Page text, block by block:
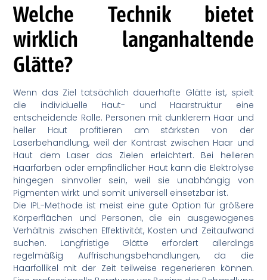
Welche Technik bietet
wirklich langanhaltende
Glätte?
Wenn das Ziel tatsächlich dauerhafte Glätte ist, spielt
die individuelle Haut- und Haarstruktur eine
entscheidende Rolle. Personen mit dunklerem Haar und
heller Haut profitieren am stärksten von der
Laserbehandlung, weil der Kontrast zwischen Haar und
Haut dem Laser das Zielen erleichtert. Bei helleren
Haarfarben oder empfindlicher Haut kann die Elektrolyse
hingegen sinnvoller sein, weil sie unabhängig von
Pigmenten wirkt und somit universell einsetzbar ist.
Die IPL-Methode ist meist eine gute Option für größere
Körperflächen und Personen, die ein ausgewogenes
Verhältnis zwischen Effektivität, Kosten und Zeitaufwand
suchen. Langfristige Glätte erfordert allerdings
regelmäßig Auffrischungsbehandlungen, da die
Haarfollikel mit der Zeit teilweise regenerieren können.